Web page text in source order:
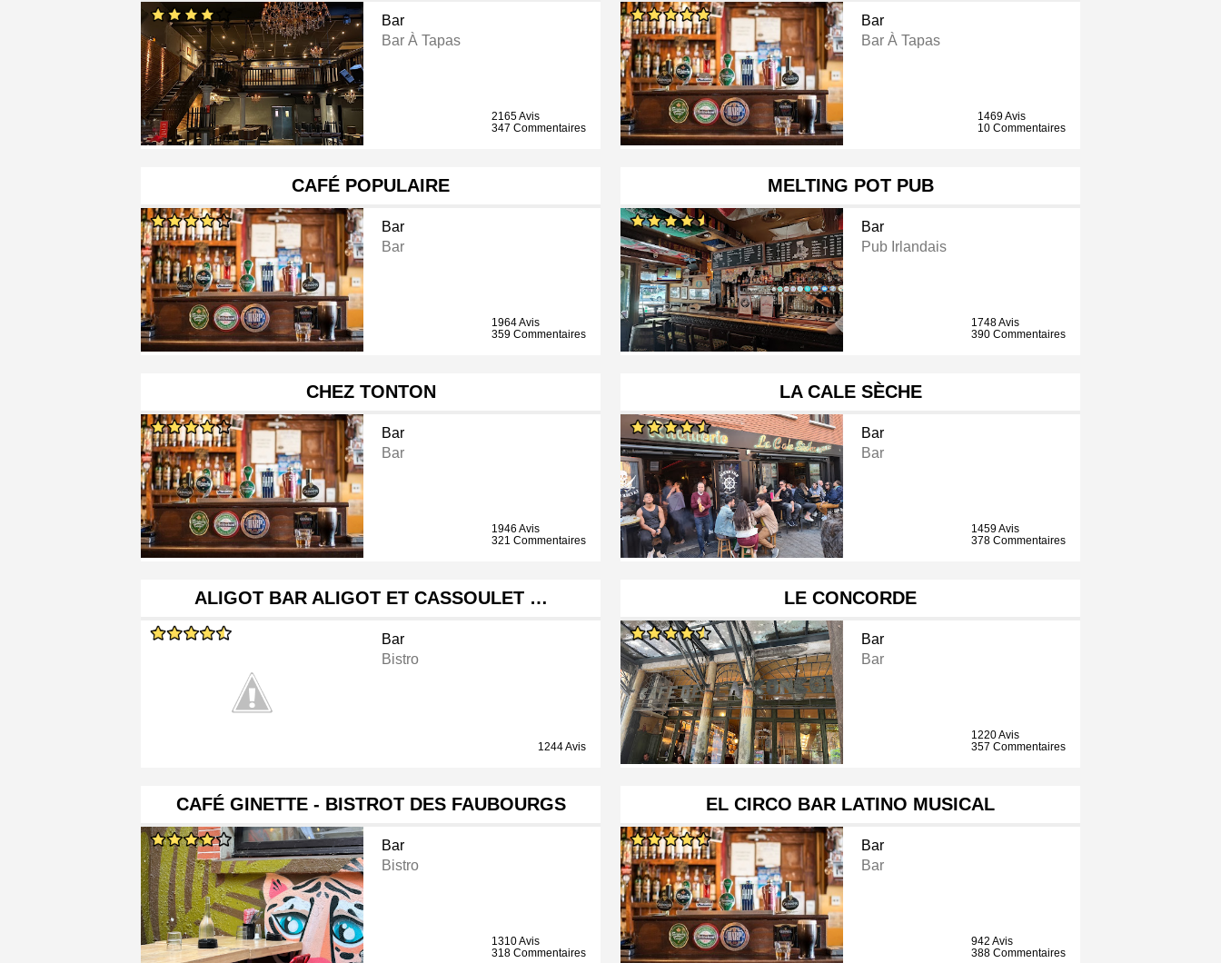
Bar
Bar À Tapas
2165 Avis
347 Commentaires
Bar
Bar À Tapas
1469 Avis
10 Commentaires
CAFÉ POPULAIRE
Bar
Bar
1964 Avis
359 Commentaires
MELTING POT PUB
Bar
Pub Irlandais
1748 Avis
390 Commentaires
CHEZ TONTON
Bar
Bar
1946 Avis
321 Commentaires
LA CALE SÈCHE
Bar
Bar
1459 Avis
378 Commentaires
ALIGOT BAR ALIGOT ET CASSOULET …
Bar
Bistro
1244 Avis
LE CONCORDE
Bar
Bar
1220 Avis
357 Commentaires
CAFÉ GINETTE - BISTROT DES FAUBOURGS
Bar
Bistro
1310 Avis
318 Commentaires
EL CIRCO BAR LATINO MUSICAL
Bar
Bar
942 Avis
388 Commentaires